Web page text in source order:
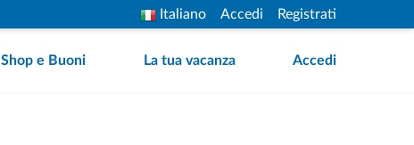
Italiano Accedi Registrati
Shop e Buoni La tua vacanza Accedi